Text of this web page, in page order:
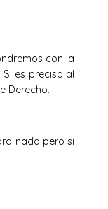
con la
es preciso al
Derecho.
nada pero si